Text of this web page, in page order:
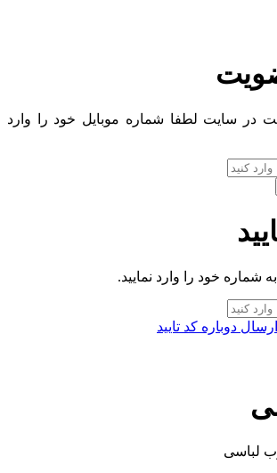
در سایت لطفا شماره موبایل خود را وارد
شماره خود را وارد نمایید.
ارسال دوباره کد تایید
لباسی